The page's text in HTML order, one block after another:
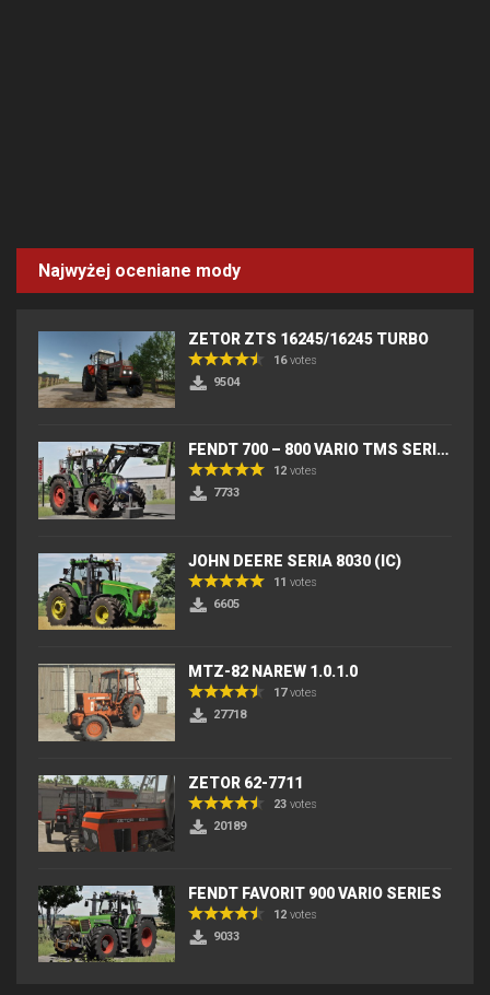
Najwyżej oceniane mody
ZETOR ZTS 16245/16245 TURBO
16votes
9504
FENDT 700 – 800 VARIO TMS SERIES (IC) V2
12 votes
7733
JOHN DEERE SERIA 8030 (IC)
11 votes
6605
MTZ-82 NAREW 1.0.1.0
17votes
27718
ZETOR 62-7711
23 votes
20189
FENDT FAVORIT 900 VARIO SERIES
12 votes
9033